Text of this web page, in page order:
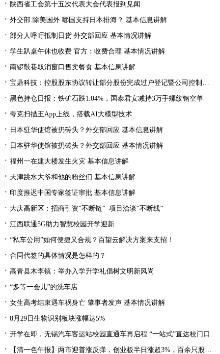
陕西省工会第十五次代表大会代表报到见闻
外交部:除美国外 哪国支持日本排海？ 基本信息讲解
部分人呼吁抵制日货 外交部回应 基本情况讲解
学生趴桌午休也收费 官方：收费合理 基本情况讲解
南锣鼓巷取消窗口售卖餐食 基本信息讲解
宝鼎科技：控股股东协议转让部分股份完成过户登记暨公司控制权发生变更
黑色持仓日报：铁矿石跌1.04%，国泰君安减持3万手螺纹钢空单
夸克扫描王App上线，搭载AI大模型技术
日本驻华使馆被扔砖头？外交部回应 基本信息讲解
日本驻华使馆被扔砖头？外交部回应 基本情况讲解
福州一在建大楼发生火灾 基本信息讲解
天津跳水大爷和他的粉丝们 基本信息讲解
印度推迟中国专家签证审批 基本信息讲解
大庆高新区：招商引资“不断链” 项目洽谈“不断线”
江西联通5G助力智慧校园开学迎新
“私车公用”如何便捷又合规？百望云解决方案来支招！
合同代签的具体情况是怎样的？
高青县木李镇：举办入学升学礼倡树文明新风尚
“多等一会儿”的洗车店
女生高考结束遇车祸身亡 肇事者发声 基本情况讲解
8月29日生物识别板块涨幅达5%
开学在即，无锡汽车客运站校园直通车再启程 “一站式”直达校门口
【清一色午报】两市迎普涨反弹，创业板半日涨超3%，百余只股涨停或涨超10%